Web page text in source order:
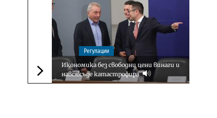
Следваща новина
Регулации
Икономика без свободни цени винаги и
навсякъде катастрофира